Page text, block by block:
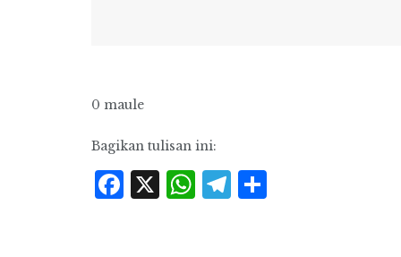
0 maule
Bagikan tulisan ini:
Facebook
X WhatsApp
Telegram